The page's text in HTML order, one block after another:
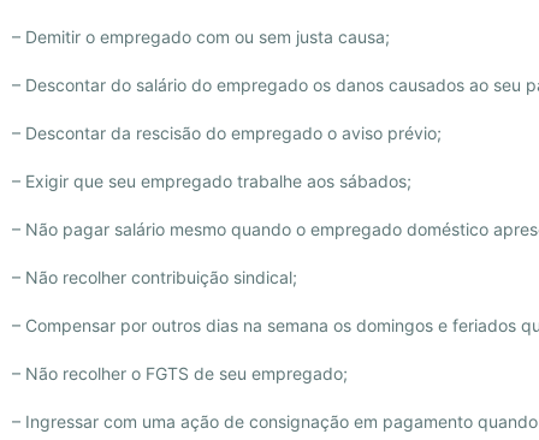
– Demitir o empregado com ou sem justa causa;
– Descontar do salário do empregado os danos causados ao seu
– Descontar da rescisão do empregado o aviso prévio;
– Exigir que seu empregado trabalhe aos sábados;
– Não pagar salário mesmo quando o empregado doméstico
– Não recolher contribuição sindical;
– Compensar por outros dias na semana os domingos e feriados
– Não recolher o FGTS de seu empregado;
– Ingressar com uma ação de consignação em pagamento